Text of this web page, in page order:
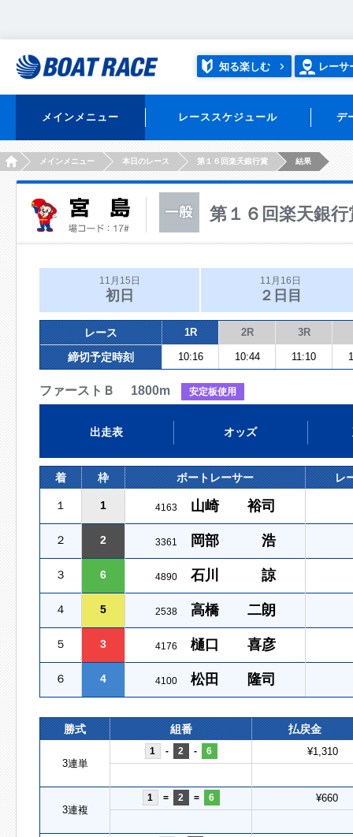
知る楽しむ レーサ
メインメニュー レーススケジュール デ
HOMEメインメニュー 本日のレース 第１６回楽天銀行賞 結果
第１６回楽天銀行
11月15日
初日
11月16日
２日目
レース 1R 2R 3R
締切予定時刻 10:16 10:44 11:10
ファーストＢ 1800m 安定板使用
出走表 オッズ
着 枠 ボートレーサー レ
１ 1 4163 山崎 裕司
２ 2 3361 岡部 浩
３ 6 4890 石川 諒
４ 5 2538 高橋 二朗
５ 3 4176 樋口 喜彦
６ 4 4100 松田 隆司
勝式 組番 払戻金
3連単
1 - 2 - 6 ¥1,310
3連複
1 = 2 = 6 ¥660